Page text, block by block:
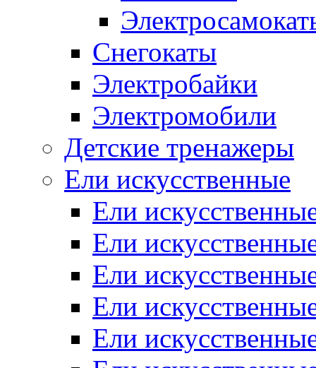
Снегокаты
Электробайки
Электромобили
Детские тренажеры
Ели искусственные
Ели
Ели
Ели
Ели
Ели